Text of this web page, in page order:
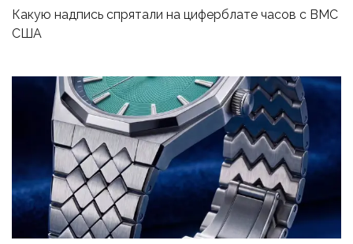
Какую надпись спрятали на циферблате часов с ВМС
США